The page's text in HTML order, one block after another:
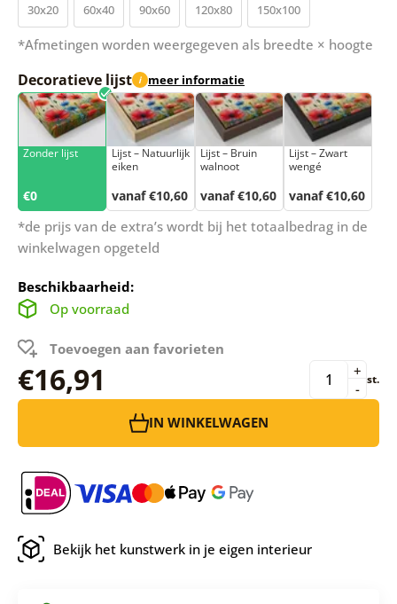
30x20 60x40 90x60 120x80 150x100
*Afmetingen worden weergegeven als breedte × hoogte
Decoratieve lijst i meer informatie
Zonder lijst
€0
Lijst – Natuurlijk
eiken
vanaf €10,60
Lijst – Bruin
walnoot
vanaf €10,60
Lijst – Zwart
wengé
vanaf €10,60
*de prijs van de extra’s wordt bij het totaalbedrag in de
winkelwagen opgeteld
Beschikbaarheid:
Op voorraad
Toevoegen aan favorieten
€16,91 -
+ st.
IN WINKELWAGEN
Bekijk het kunstwerk in je eigen interieur